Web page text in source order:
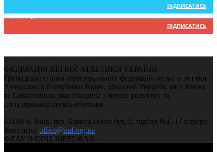
ПІДПИСАТИСЬ
9,370 Підписників
ПІДПИСАТИСЬ
ФЕДЕРАЦІЯ ЛЕГКОЇ АТЛЕТИКИ УКРАЇНИ
Громадська спілка територіальних федерацій легкої атлетики
Автономної Республіки Крим, областей України, міст Києва
та Севастополя, яка створена з метою розвитку та
популяризації легкої атлетики
02140 м. Київ, вул. Бориса Гмирі буд. 2, під’їзд №1, 17 поверх
Контакти: office@uaf.org.ua
ФЛАУ В СОЦ. МЕРЕЖАХ